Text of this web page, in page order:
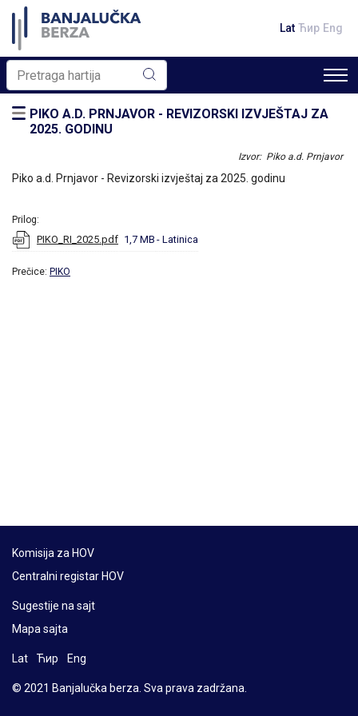
Lat Ћир Eng
PIKO A.D. PRNJAVOR - REVIZORSKI IZVJEŠTAJ ZA
2025. GODINU
Izvor: Piko a.d. Prnjavor
Piko a.d. Prnjavor - Revizorski izvještaj za 2025. godinu
Prilog:
PIKO_RI_2025.pdf 1,7 MB - Latinica
Prečice: PIKO
Komisija za HOV
Centralni registar HOV
Sugestije na sajt
Mapa sajta
Lat Ћир Eng
© 2021 Banjalučka berza. Sva prava zadržana.